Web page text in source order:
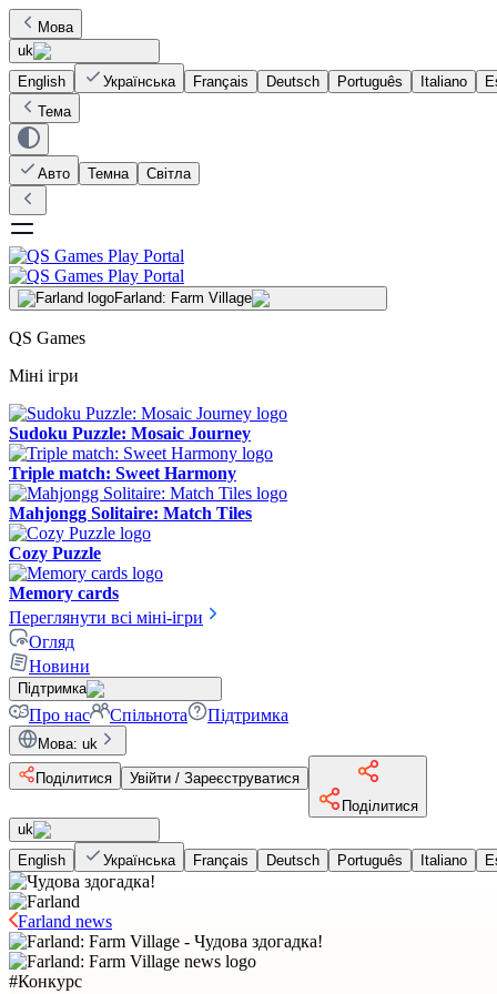
Мова
uk
English
Українська Français Deutsch Português Italiano
Тема
Авто Темна Світла
Farland: Farm Village
QS Games
Міні ігри
Sudoku Puzzle: Mosaic Journey
Triple match: Sweet Harmony
Mahjongg Solitaire: Match Tiles
Cozy Puzzle
Memory cards
Переглянути всі міні-ігри
Огляд
Новини
Підтримка
Про нас Спільнота Підтримка
Мова: uk
Поділитися
Увійти / Зареєструватися
Поділитися
uk
English
Українська Français Deutsch Português Italiano
Farland news
#Конкурс